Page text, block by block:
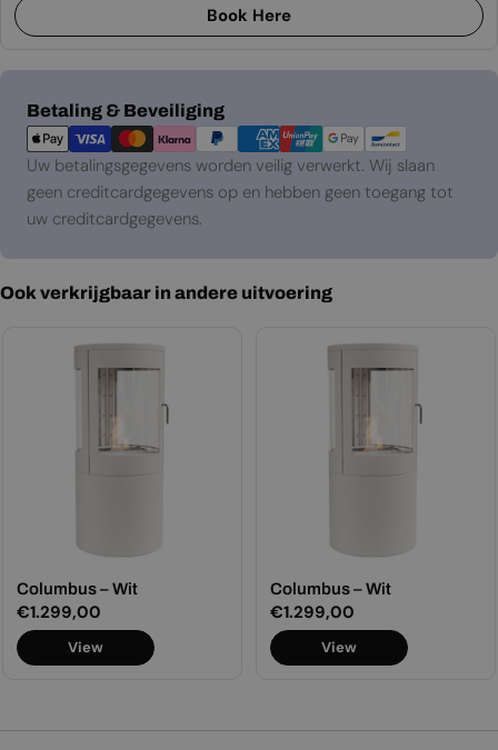
Book Here
Betaling & Beveiliging
Betaalmethoden
Uw betalingsgegevens worden veilig verwerkt. Wij slaan
geen creditcardgegevens op en hebben geen toegang tot
uw creditcardgegevens.
Ook verkrijgbaar in andere uitvoering
Columbus – Wit
Normale
prijs
€1.299,00
View
Columbus – Wit
Normale
prijs
€1.299,00
View